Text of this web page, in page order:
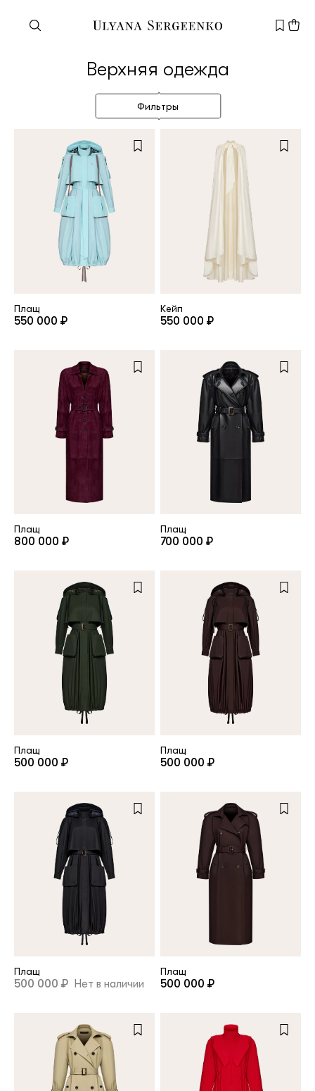
Нужна помощь?
Служба поддержки+7 495 105 70 25
support@ulyanasergeenko.com
Электронная почта
Пароль
Повтор пароля
Дата рождения
Зарегистрированный
Электронная почта
Пароль
Запомнить меня
Восстановить пароль
Верхняя одежда
Фильтры
Плащ
550 000 ₽
Кейп
550 000 ₽
Плащ
800 000 ₽
Плащ
700 000 ₽
Плащ
500 000 ₽
Плащ
500 000 ₽
Плащ
500 000 ₽ Нет в наличии
Плащ
500 000 ₽